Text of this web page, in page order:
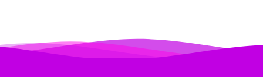
Hossein Znd